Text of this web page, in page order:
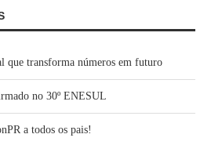
que transforma números em futuro
no 30º ENESUL
a todos os pais!